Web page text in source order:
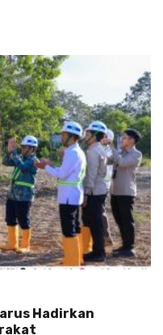
Hadirkan